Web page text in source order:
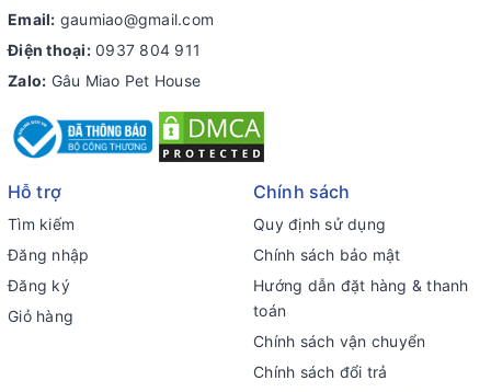
Email: gaumiao@gmail.com
Điện thoại: 0937 804 911
Zalo: Gâu Miao Pet House
Hỗ trợ
Tìm kiếm
Đăng nhập
Đăng ký
Giỏ hàng
Chính sách
Quy định sử dụng
Chính sách bảo mật
Hướng dẫn đặt hàng & thanh
toán
Chính sách vận chuyển
Chính sách đổi trả